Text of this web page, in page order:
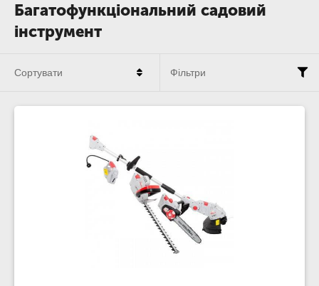
Багатофункціональний садовий
інструмент
Сортувати Фільтри